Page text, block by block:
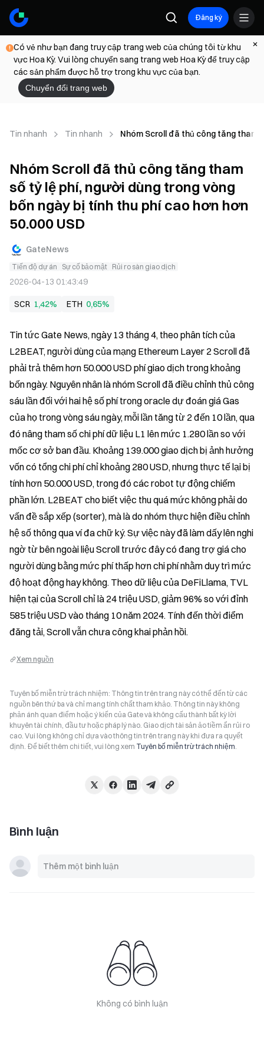
Đăng ký
Có vẻ như bạn đang truy cập trang web của chúng tôi từ khu
vực Hoa Kỳ. Vui lòng chuyển sang trang web Hoa Kỳ để truy cập
các sản phẩm được hỗ trợ trong khu vực của bạn.
Chuyển đổi trang web
Tin nhanh Tin nhanh Nhóm Scroll đã thủ công tăng tham
Nhóm Scroll đã thủ công tăng tham
số tỷ lệ phí, người dùng trong vòng
bốn ngày bị tính thu phí cao hơn hơn
50.000 USD
GateNews
Tiến độ dự án Sự cố bảo mật Rủi ro sàn giao dịch
2026-04-13 01:43:49
SCR 1,42% ETH 0,65%
Tin tức Gate News, ngày 13 tháng 4, theo phân tích của
L2BEAT, người dùng của mạng Ethereum Layer 2 Scroll đã
phải trả thêm hơn 50.000 USD phí giao dịch trong khoảng
bốn ngày. Nguyên nhân là nhóm Scroll đã điều chỉnh thủ công
sáu lần đối với hai hệ số phí trong oracle dự đoán giá Gas
của họ trong vòng sáu ngày, mỗi lần tăng từ 2 đến 10 lần, qua
đó nâng tham số chi phí dữ liệu L1 lên mức 1.280 lần so với
mốc cơ sở ban đầu. Khoảng 139.000 giao dịch bị ảnh hưởng
vốn có tổng chi phí chỉ khoảng 280 USD, nhưng thực tế lại bị
tính hơn 50.000 USD, trong đó các robot tự động chiếm
phần lớn. L2BEAT cho biết việc thu quá mức không phải do
vấn đề sắp xếp (sorter), mà là do nhóm thực hiện điều chỉnh
hệ số thông qua ví đa chữ ký. Sự việc này đã làm dấy lên nghi
ngờ từ bên ngoài liệu Scroll trước đây có đang trợ giá cho
người dùng bằng mức phí thấp hơn chi phí nhằm duy trì mức
độ hoạt động hay không. Theo dữ liệu của DeFiLlama, TVL
hiện tại của Scroll chỉ là 24 triệu USD, giảm 96% so với đỉnh
585 triệu USD vào tháng 10 năm 2024. Tính đến thời điểm
đăng tải, Scroll vẫn chưa công khai phản hồi.
Xem nguồn
Tuyên bố miễn trừ trách nhiệm: Thông tin trên trang này có thể đến từ các
nguồn bên thứ ba và chỉ mang tính chất tham khảo. Thông tin này không
phản ánh quan điểm hoặc ý kiến của Gate và không cấu thành bất kỳ lời
khuyên tài chính, đầu tư hoặc pháp lý nào. Giao dịch tài sản ảo tiềm ẩn rủi ro
cao. Vui lòng không chỉ dựa vào thông tin trên trang này khi đưa ra quyết
định. Để biết thêm chi tiết, vui lòng xem Tuyên bố miễn trừ trách nhiệm.
Bình luận
Không có bình luận